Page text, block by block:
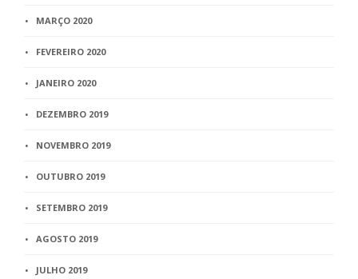
MARÇO 2020
FEVEREIRO 2020
JANEIRO 2020
DEZEMBRO 2019
NOVEMBRO 2019
OUTUBRO 2019
SETEMBRO 2019
AGOSTO 2019
JULHO 2019